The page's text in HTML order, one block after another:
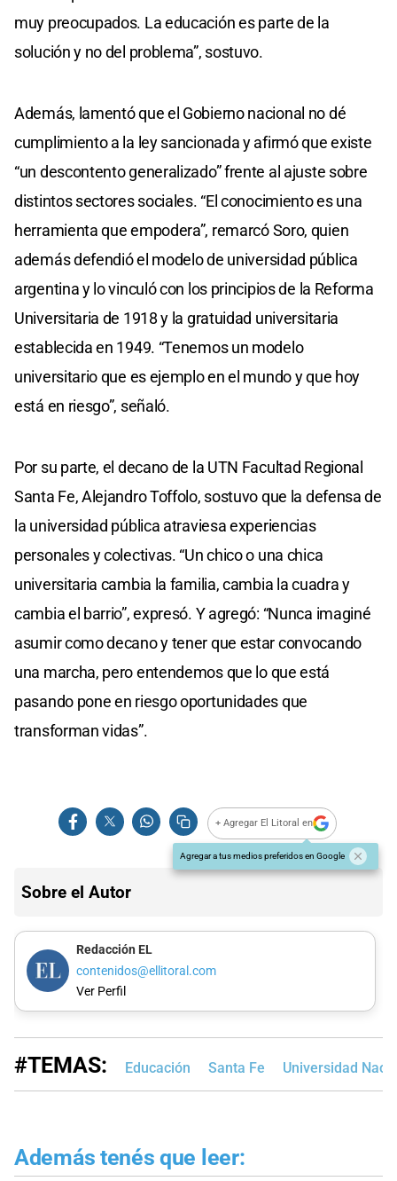
muy preocupados. La educación es parte de la
solución y no del problema”, sostuvo.
Además, lamentó que el Gobierno nacional no dé
cumplimiento a la ley sancionada y afirmó que existe
“un descontento generalizado” frente al ajuste sobre
distintos sectores sociales. “El conocimiento es una
herramienta que empodera”, remarcó Soro, quien
además defendió el modelo de universidad pública
argentina y lo vinculó con los principios de la Reforma
Universitaria de 1918 y la gratuidad universitaria
establecida en 1949. “Tenemos un modelo
universitario que es ejemplo en el mundo y que hoy
está en riesgo”, señaló.
Por su parte, el decano de la UTN Facultad Regional
Santa Fe, Alejandro Toffolo, sostuvo que la defensa de
la universidad pública atraviesa experiencias
personales y colectivas. “Un chico o una chica
universitaria cambia la familia, cambia la cuadra y
cambia el barrio”, expresó. Y agregó: “Nunca imaginé
asumir como decano y tener que estar convocando
una marcha, pero entendemos que lo que está
pasando pone en riesgo oportunidades que
transforman vidas”.
+ Agregar El Litoral en
Agregar a tus medios preferidos en Google
Sobre el Autor
Redacción EL
contenidos@ellitoral.com
Ver Perfil
#TEMAS: Educación Santa Fe Universidad
Además tenés que leer: